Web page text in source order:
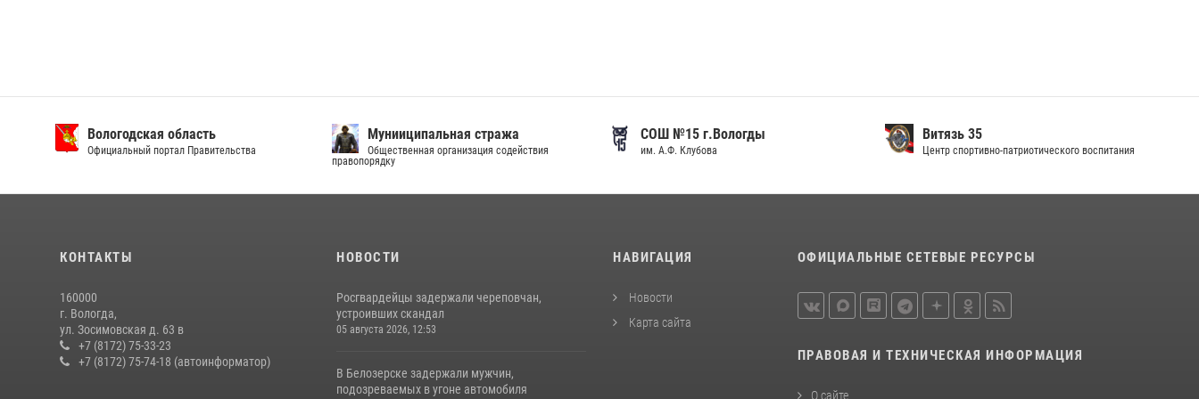
Вологодская область
Официальный портал Правительства
Мунииципальная стража
Общественная организация содействия
правопорядку
СОШ №15 г.Вологды
им. А.Ф. Клубова
Витязь 35
Центр спортивно-патриотического воспитания
КОНТАКТЫ
160000
г. Вологда,
ул. Зосимовская д. 63 в
+7 (8172) 75-33-23
+7 (8172) 75-74-18 (автоинформатор)
НОВОСТИ
Росгвардейцы задержали череповчан,
устроивших скандал
05 августа 2026, 12:53
В Белозерске задержали мужчин,
подозреваемых в угоне автомобиля
НАВИГАЦИЯ
Новости
Карта сайта
ОФИЦИАЛЬНЫЕ СЕТЕВЫЕ РЕСУРСЫ
ПРАВОВАЯ И ТЕХНИЧЕСКАЯ ИНФОРМАЦИЯ
О сайте